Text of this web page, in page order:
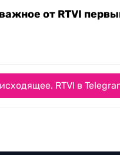
от RTVI
RTVI в